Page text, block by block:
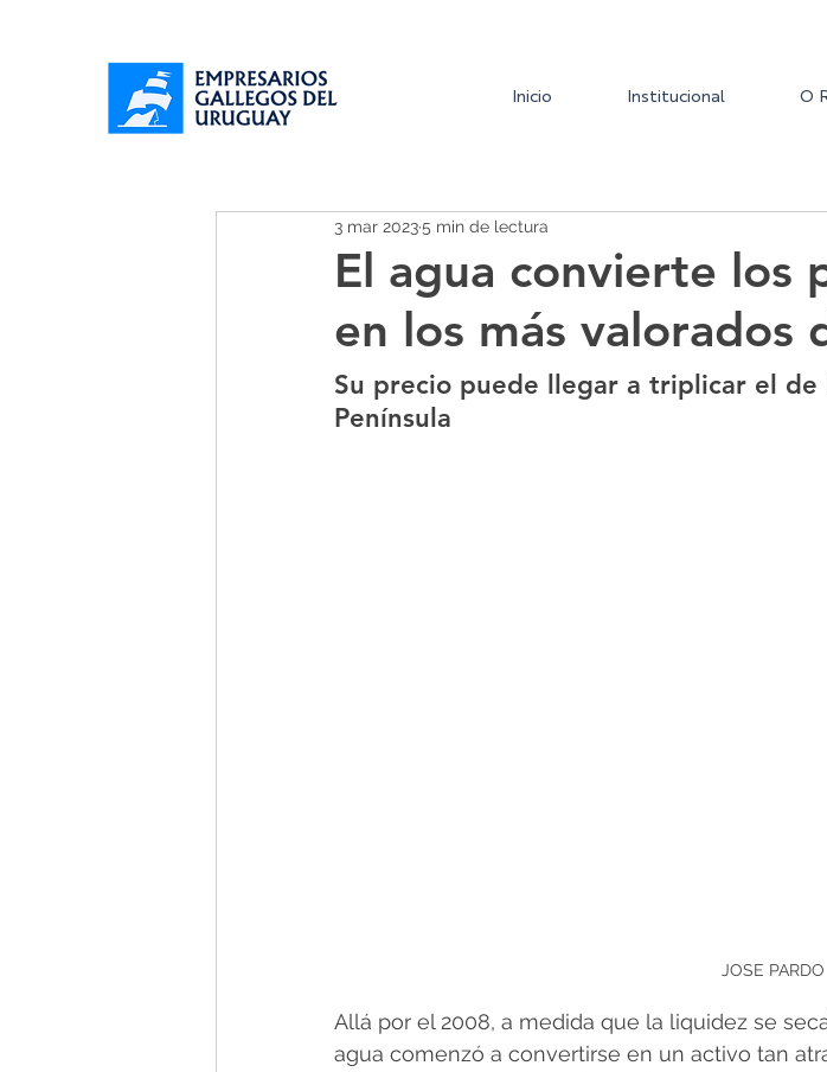
Inicio Institucional O
El agua convierte los
en los más valorados
3 mar 20235 min de lectura
Su precio puede llegar a triplicar el de
Península
JOSE PARDO
Allá por el 2008, a medida que la liquidez se
agua comenzó a convertirse en un activo tan